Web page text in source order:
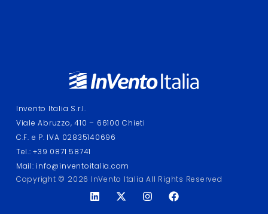
Invento Italia S.r.l.
Viale Abruzzo, 410 – 66100 Chieti
C.F. e P. IVA 02835140696
Tel.: +39 0871 58741
Mail: info@inventoitalia.com
Copyright © 2026 InVento Italia All Rights Reserved